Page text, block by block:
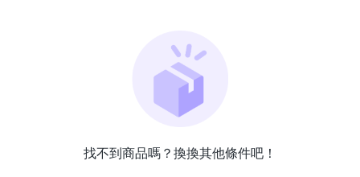
找不到商品嗎？換換其他條件吧！